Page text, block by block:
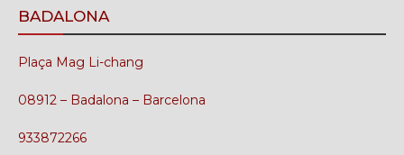
BADALONA
Plaça Mag Li-chang
08912 – Badalona – Barcelona
933872266